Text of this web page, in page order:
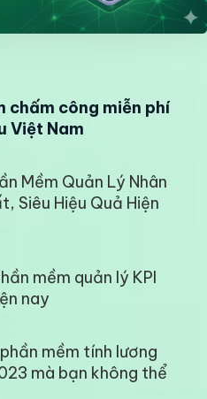
chấm công miễn phí
Việt Nam
Mềm Quản Lý Nhân
Siêu Hiệu Quả Hiện
mềm quản lý KPI
nay
mềm tính lương
mà bạn không thể